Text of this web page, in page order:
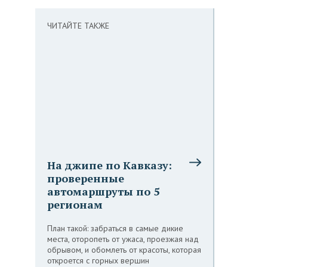
ЧИТАЙТЕ ТАКЖЕ
На джипе по Кавказу:
проверенные
автомаршруты по 5
регионам
План такой: забраться в самые дикие
места, оторопеть от ужаса, проезжая над
обрывом, и обомлеть от красоты, которая
откроется с горных вершин